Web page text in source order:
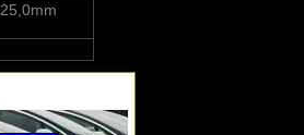
25,0mm